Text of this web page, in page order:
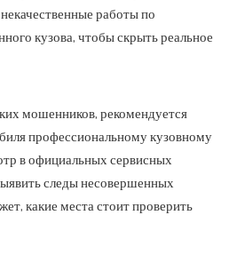
работы по
кузова, чтобы скрыть реальное
мошенников, рекомендуется
профессиональному кузовному
в официальных сервисных
следы несовершенных
какие места стоит проверить